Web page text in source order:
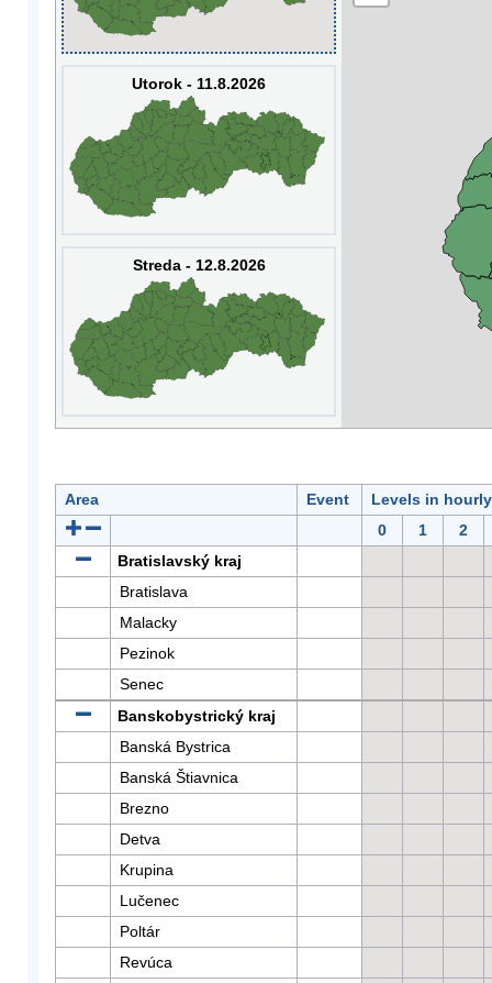
Utorok - 11.8.2026
Streda - 12.8.2026
Area Event
Levels in
0
1
2
Bratislavský kraj
Bratislava
Malacky
Pezinok
Senec
Banskobystrický kraj
Banská Bystrica
Banská Štiavnica
Brezno
Detva
Krupina
Lučenec
Poltár
Revúca